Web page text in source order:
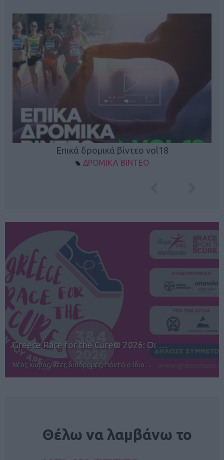
Επικά δρομικά βίντεο vol18
ΔΡΟΜΙΚΑ ΒΙΝΤΕΟ
12ος TUI Rhodes Marathon: Άνοιγμα ε…
Αγώνες για όλους στην Ρόδο
Θέλω να λαμβάνω το